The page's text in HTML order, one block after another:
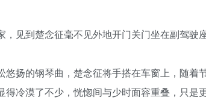
见到楚念征毫不见外地开门关门坐在副驾驶
扬的钢琴曲，楚念征将手搭在车窗上，随着
冷漠了不少，恍惚间与少时面容重叠，只是